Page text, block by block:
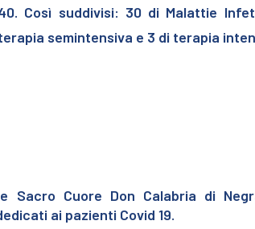
Così suddivisi: 30 di Malattie
semintensiva e 3 di terapia
Sacro Cuore Don Calabria di
ai pazienti Covid 19.